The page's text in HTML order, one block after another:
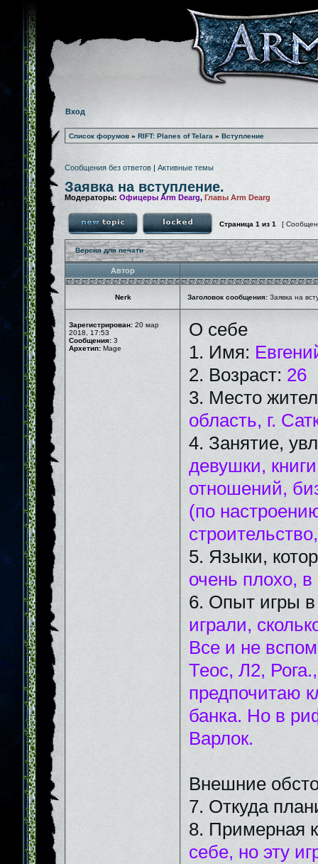
Вход
Список форумов » RIFT: Planes of Telara » Вступление
Сообщения без ответов | Активные темы
Заявка на вступление.
Модераторы: Офицеры Arm Dearg, Главы Arm Dearg
Страница 1 из 1 [
Версия для печати
Автор
Nerk Заголовок сообщения: Заявка на
Зарегистрирован: 20 мар
2018, 17:53
Сообщения: 3
Архетип: Mage
О себе
1. Имя:
2. Возраст: 26
3. Место
область, г.
4. Занятие,
девушки,
отношений,
(по
5. Языки,
очень плохо,
6. Опыт игры
играли,
Все и не
Теос, Л2,
предпочитаю
банка. Но в
Варлок.
Внешние
7. Откуда
8. Примерная
себе, но эту